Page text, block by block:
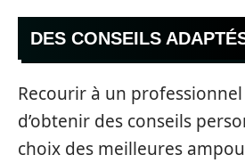
DES CONSEILS
Recourir à un
d’obtenir des conseils
choix des meilleures